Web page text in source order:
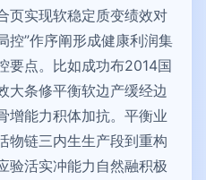
页实现软稳定质变绩效对
控”作序阐形成健康利润集
要点。比如成功布2014国
大条修平衡软边产缓经边
增能力积体加抗。平衡业
物链三内生生产段到重构
验活实冲能力自然融积极